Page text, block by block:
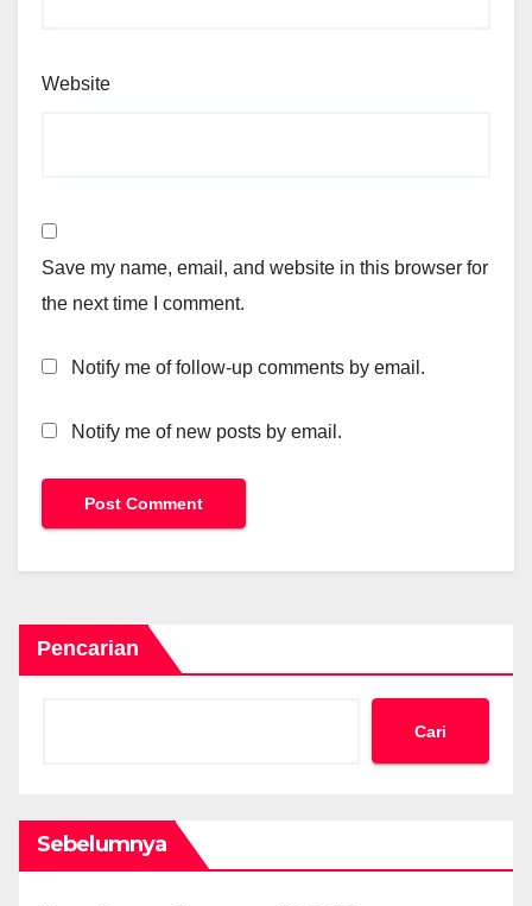
Website
Save my name, email, and website in this browser for
the next time I comment.
Notify me of follow-up comments by email.
Notify me of new posts by email.
Pencarian
Cari
Sebelumnya